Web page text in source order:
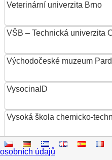
Veterinární univerzita Brno
VŠB – Technická univerzita
Východočeské muzeum
VysocinaID
Vysoká škola chemicko-
Vysoká škola ekonomická v
osobních údajů